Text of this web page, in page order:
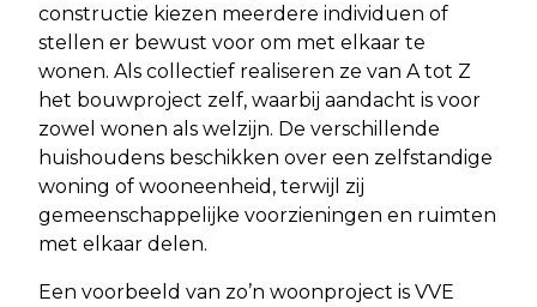
constructie kiezen meerdere individuen of
stellen er bewust voor om met elkaar te
wonen. Als collectief realiseren ze van A tot Z
het bouwproject zelf, waarbij aandacht is voor
zowel wonen als welzijn. De verschillende
huishoudens beschikken over een zelfstandige
woning of wooneenheid, terwijl zij
gemeenschappelijke voorzieningen en ruimten
met elkaar delen.
Een voorbeeld van zo’n woonproject is VVE